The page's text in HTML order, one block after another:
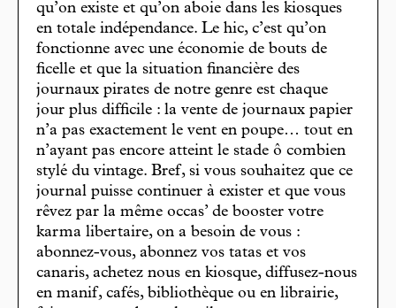
qu’on existe et qu’on aboie dans les kiosques
en totale indépendance. Le hic, c’est qu’on
fonctionne avec une économie de bouts de
ficelle et que la situation financière des
journaux pirates de notre genre est chaque
jour plus difficile : la vente de journaux papier
n’a pas exactement le vent en poupe… tout en
n’ayant pas encore atteint le stade ô combien
stylé du vintage. Bref, si vous souhaitez que ce
journal puisse continuer à exister et que vous
rêvez par la même occas’ de booster votre
karma libertaire, on a besoin de vous :
abonnez-vous, abonnez vos tatas et vos
canaris, achetez nous en kiosque, diffusez-nous
en manif, cafés, bibliothèque ou en librairie,